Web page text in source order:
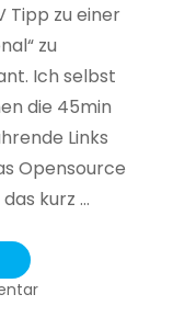
Tipp zu einer
zu
Ich selbst
die 45min
Links
Opensource
kurz …
zu